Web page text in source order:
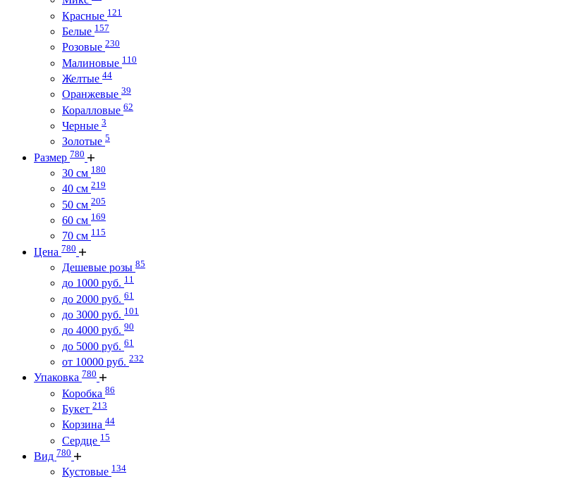
Красные 121
Белые 157
Розовые 230
Малиновые 110
Желтые 44
Оранжевые 39
Коралловые 62
Черные 3
Золотые 5
Размер 780
30 см 180
40 см 219
50 см 205
60 см 169
70 см 115
Цена 780
Дешевые розы 85
до 1000 руб. 11
до 2000 руб. 61
до 3000 руб. 101
до 4000 руб. 90
до 5000 руб. 61
от 10000 руб. 232
Упаковка 780
Коробка 86
Букет 213
Корзина 44
Сердце 15
Вид 780
Кустовые 134